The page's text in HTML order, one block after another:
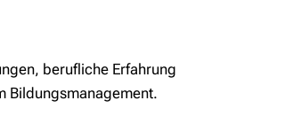
berufliche Erfahrung
Bildungsmanagement.